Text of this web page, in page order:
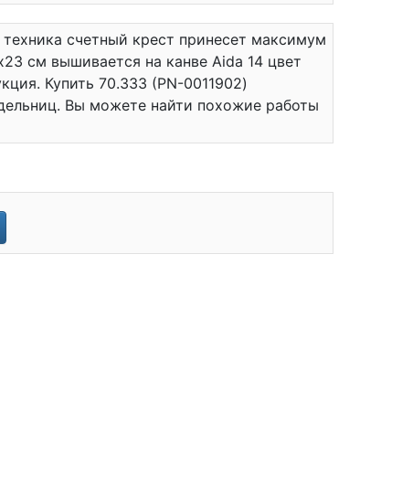
счетный крест принесет максимум
см вышивается на канве Aida 14 цвет
Купить 70.333 (PN-0011902)
Вы можете найти похожие работы